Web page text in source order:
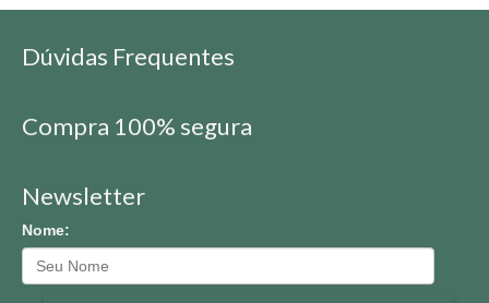
Dúvidas Frequentes
Compra 100% segura
Newsletter
Nome: